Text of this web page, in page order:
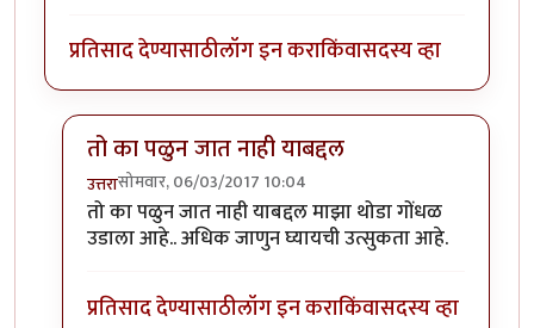
प्रतिसाद देण्यासाठीलॉग इन कराकिंवासदस्य व्हा
तो का पळुन जात नाही याबद्दल
उत्तरासोमवार, 06/03/2017 10:04
In reply toकादंबरी आवडली.byउत्तरा
तो का पळुन जात नाही याबद्दल माझा थोडा गोंधळ
उडाला आहे.. अधिक जाणुन घ्यायची उत्सुकता आहे.
प्रतिसाद देण्यासाठीलॉग इन कराकिंवासदस्य व्हा